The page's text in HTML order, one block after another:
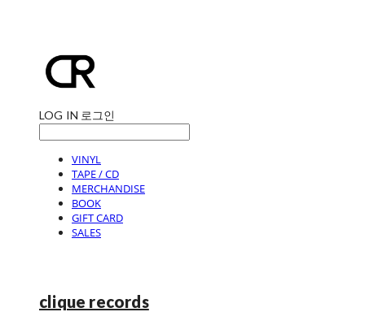
LOG IN 로그인
VINYL
TAPE / CD
MERCHANDISE
BOOK
GIFT CARD
SALES
clique records